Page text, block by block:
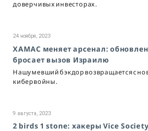
доверчивых инвесторах.
24 ноября, 2023
ХАМАС меняет арсенал:
бросает вызов Израилю
Нашумевший бэкдор возвращается с
кибервойны.
9 августа, 2023
2 birds 1 stone: хакеры Vice